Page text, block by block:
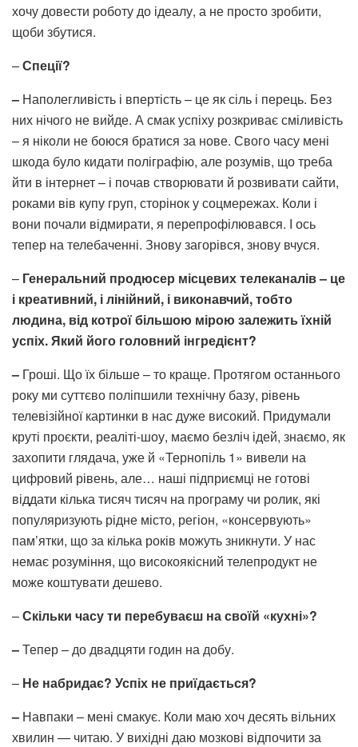
хочу довести роботу до ідеалу, а не просто зробити,
щоби збутися.
–Спеції?
– Наполегливість і впертість – це як сіль і перець. Без
них нічого не вийде. А смак успіху розкриває сміливість
– я ніколи не боюся братися за нове. Свого часу мені
шкода було кидати поліграфію, але розумів, що треба
йти в інтернет – і почав створювати й розвивати сайти,
роками вів купу груп, сторінок у соцмережах. Коли і
вони почали відмирати, я перепрофілювався. І ось
тепер на телебаченні. Знову загорівся, знову вчуся.
– Генеральний продюсер місцевих телеканалів – це
і креативний, і лінійний, і виконавчий, тобто
людина, від котрої більшою мірою залежить їхній
успіх. Який його головний інгредієнт?
– Гроші. Що їх більше – то краще. Протягом останнього
року ми суттєво поліпшили технічну базу, рівень
телевізійної картинки в нас дуже високий. Придумали
круті проєкти, реаліті-шоу, маємо безліч ідей, знаємо, як
захопити глядача, уже й «Тернопіль 1» вивели на
цифровий рівень, але… наші підприємці не готові
віддати кілька тисяч тисяч на програму чи ролик, які
популяризують рідне місто, регіон, «консервують»
пам’ятки, що за кілька років можуть зникнути. У нас
немає розуміння, що високоякісний телепродукт не
може коштувати дешево.
–Скільки часу ти перебуваєш на своїй «кухні»?
–Тепер – до двадцяти годин на добу.
– Не набридає? Успіх не приїдається?
– Навпаки – мені смакує. Коли маю хоч десять вільних
хвилин — читаю. У вихідні даю мозкові відпочити за